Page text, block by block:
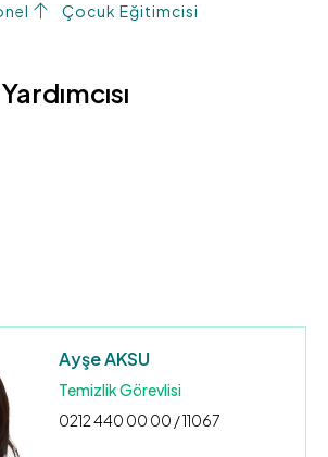
Çocuk Eğitimcisi
Ayşe AKSU
Temizlik Görevlisi
0212 440 00 00 / 11067